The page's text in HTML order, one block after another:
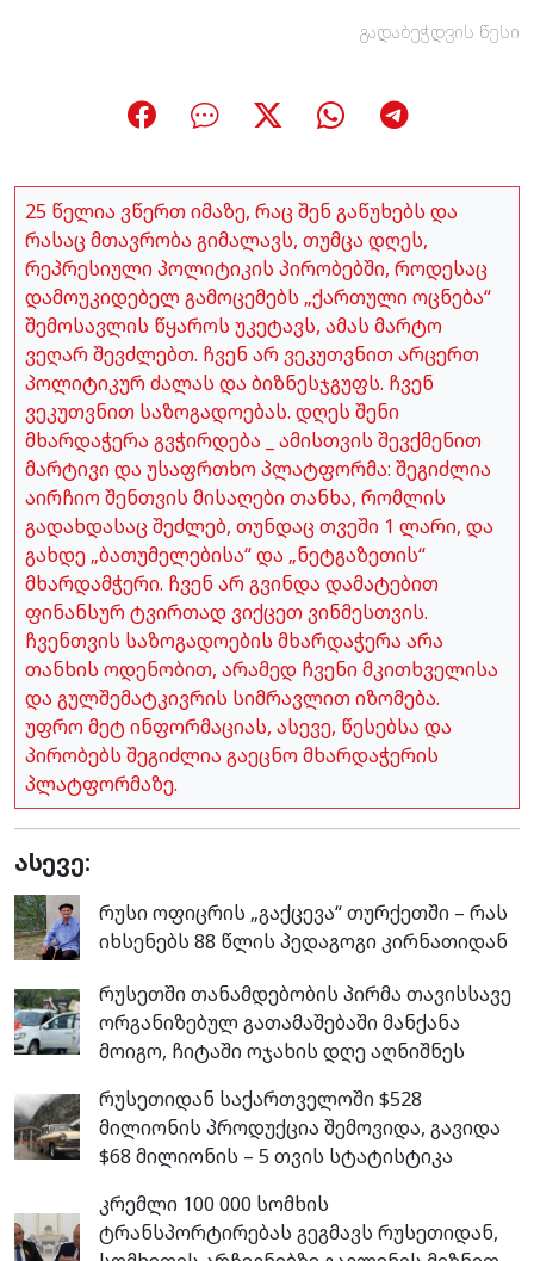
გადაბეჭდვის წესი
25 წელია ვწერთ იმაზე, რაც შენ გაწუხებს და
რასაც მთავრობა გიმალავს, თუმცა დღეს,
რეპრესიული პოლიტიკის პირობებში, როდესაც
დამოუკიდებელ გამოცემებს „ქართული ოცნება“
შემოსავლის წყაროს უკეტავს, ამას მარტო
ვეღარ შევძლებთ. ჩვენ არ ვეკუთვნით არცერთ
პოლიტიკურ ძალას და ბიზნესჯგუფს. ჩვენ
ვეკუთვნით საზოგადოებას. დღეს შენი
მხარდაჭერა გვჭირდება _ ამისთვის შევქმენით
მარტივი და უსაფრთხო პლატფორმა: შეგიძლია
აირჩიო შენთვის მისაღები თანხა, რომლის
გადახდასაც შეძლებ, თუნდაც თვეში 1 ლარი, და
გახდე „ბათუმელებისა“ და „ნეტგაზეთის“
მხარდამჭერი. ჩვენ არ გვინდა დამატებით
ფინანსურ ტვირთად ვიქცეთ ვინმესთვის.
ჩვენთვის საზოგადოების მხარდაჭერა არა
თანხის ოდენობით, არამედ ჩვენი მკითხველისა
და გულშემატკივრის სიმრავლით იზომება.
უფრო მეტ ინფორმაციას, ასევე, წესებსა და
პირობებს შეგიძლია გაეცნო მხარდაჭერის
პლატფორმაზე.
ასევე:
რუსი ოფიცრის „გაქცევა“ თურქეთში – რას
იხსენებს 88 წლის პედაგოგი კირნათიდან
რუსეთში თანამდებობის პირმა თავისსავე
ორგანიზებულ გათამაშებაში მანქანა
მოიგო, ჩიტაში ოჯახის დღე აღნიშნეს
რუსეთიდან საქართველოში $528
მილიონის პროდუქცია შემოვიდა, გავიდა
$68 მილიონის – 5 თვის სტატისტიკა
კრემლი 100 000 სომხის
ტრანსპორტირებას გეგმავს რუსეთიდან,